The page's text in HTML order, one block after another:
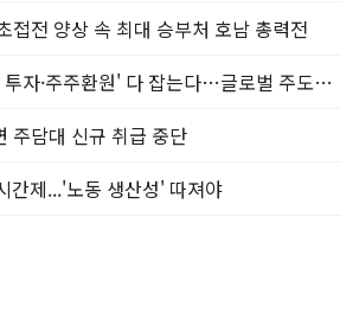
접전 양상 속 최대 승부처 호남 총력전
SK하이닉스, 'AI 투자·주주환원' 다 잡는다…글로벌 주도권 굳히기
주담대 신규 취급 중단
간제...'노동 생산성' 따져야